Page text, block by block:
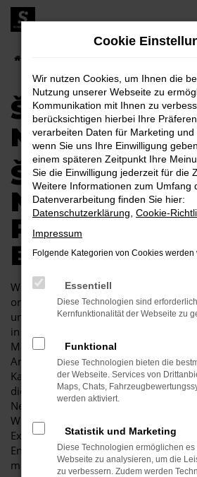
Zum
Hauptinhalt
ŠKODA
NEUWAGEN
ŠKODA
NEUWAGEN
ERWARTET
Wer sich beim Autokauf ausschließlich
orientiert und keine Kompromisse
unweigerlich bei einem Škoda Kamiq
in der aktuellen Modellgeneration setzt
Maßstäbe und untermauert
Anspruch seines Herstellers. Bei uns
Kamiq Neuwagen individuell
diesem Zweck nutzen Sie gerne
Neuwagen Konfigurator und
Wünschen, welche Lackfarbe, welcher
Extras vorhanden sein sollten. Gerne
Entscheidungsphase mit Rat und Tat
mehr als 30 Jahre Erfahrung als
Cookie
Wir nutzen Cookies, um Ihnen die
Nutzung unserer Webseite zu
Kommunikation mit Ihnen zu
berücksichtigen hierbei Ihre
verarbeiten Daten für Marketing und
wenn Sie uns Ihre Einwilligung
einem späteren Zeitpunkt Ihre
Sie die Einwilligung jederzeit für die
Weitere Informationen zum Umfang
Datenverarbeitung finden Sie hier:
Datenschutzerklärung Cookie-
Impressum
Folgende Kategorien von Cookies werden
Essentiell
Diese Technologien sind
Kernfunktionalität der Webseite zu
Funktional
Diese Technologien bieten die
der Webseite. Services von
Maps, Chats,
werden aktiviert.
Statistik und Marketing
Diese Technologien ermöglichen
Webseite zu analysieren, um die
zu verbessern. Zudem werden